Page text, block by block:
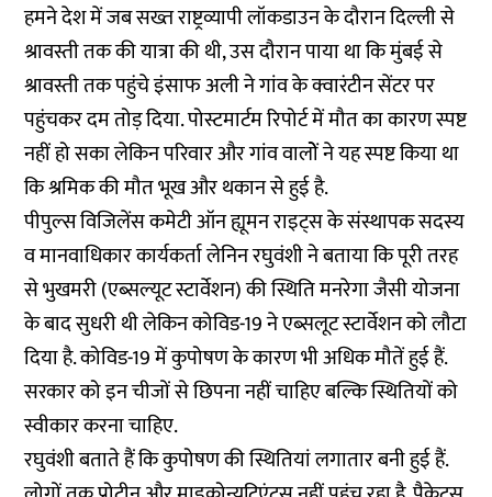
हमने देश में जब सख्त राष्ट्रव्यापी लॉकडाउन के दौरान दिल्ली से
श्रावस्ती तक की यात्रा की थी, उस दौरान पाया था कि मुंबई से
श्रावस्ती तक पहुंचे इंसाफ अली ने गांव के क्वारंटीन सेंटर पर
पहुंचकर दम तोड़ दिया. पोस्टमार्टम रिपोर्ट में मौत का कारण स्पष्ट
नहीं हो सका लेकिन परिवार और गांव वालोें ने यह स्पष्ट किया था
कि श्रमिक की मौत भूख और थकान से हुई है.
पीपुल्स विजिलेंस कमेटी ऑन ह्यूमन राइट्स के संस्थापक सदस्य
व मानवाधिकार कार्यकर्ता लेनिन रघुवंशी ने बताया कि पूरी तरह
से भुखमरी (एब्सल्यूट स्टार्वेशन) की स्थिति मनरेगा जैसी योजना
के बाद सुधरी थी लेकिन कोविड-19 ने एब्सलूट स्टार्वेशन को लौटा
दिया है. कोविड-19 में कुपोषण के कारण भी अधिक मौतें हुई हैं.
सरकार को इन चीजों से छिपना नहीं चाहिए बल्कि स्थितियों को
स्वीकार करना चाहिए.
रघुवंशी बताते हैं कि कुपोषण की स्थितियां लगातार बनी हुई हैं.